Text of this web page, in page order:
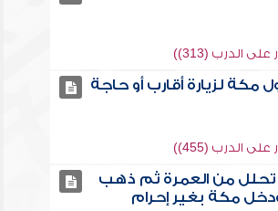
الدرب (313))
لزيارة أقارب أو حاجة
الدرب (455))
من العمرة ثم ذهب
ودخل مكة بغير إحرام